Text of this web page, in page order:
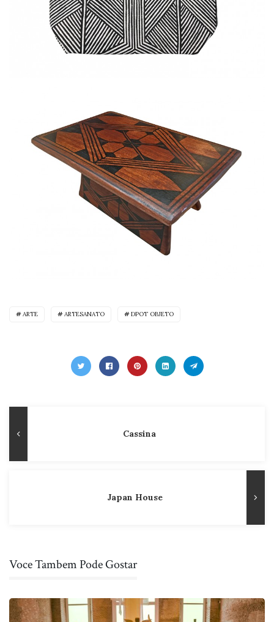
ARTE ARTESANATO DPOT OBJETO
de
Post
Publicação
Cassina
Japan House
Voce Tambem Pode Gostar